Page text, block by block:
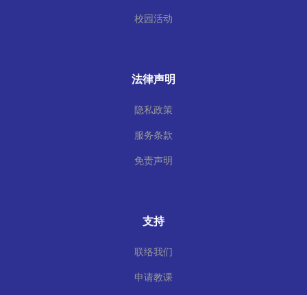
校园活动
法律声明
隐私政策
服务条款
免责声明
支持
联络我们
申请教课